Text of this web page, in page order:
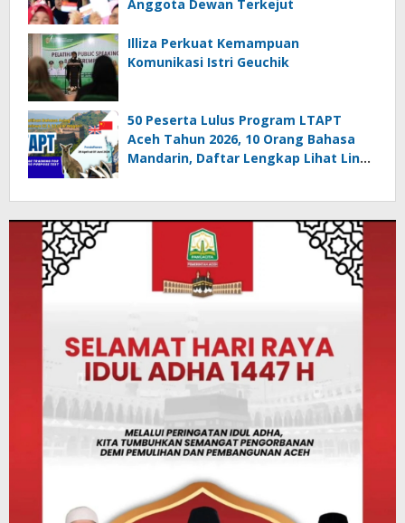
Anggota Dewan Terkejut
Illiza Perkuat Kemampuan
Komunikasi Istri Geuchik
50 Peserta Lulus Program LTAPT
Aceh Tahun 2026, 10 Orang Bahasa
Mandarin, Daftar Lengkap Lihat Link